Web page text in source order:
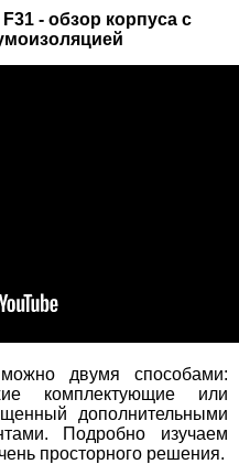
- обзор корпуса с
двумя способами:
комплектующие или
дополнительными
Подробно изучаем
просторного решения.